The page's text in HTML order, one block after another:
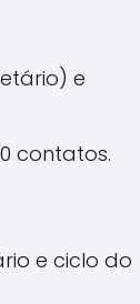
e
contatos.
e ciclo do